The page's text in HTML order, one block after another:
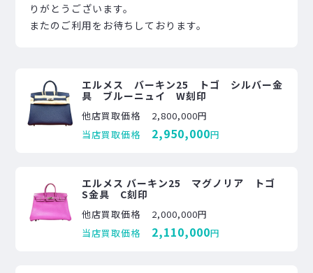
りがとうございます。
またのご利用をお待ちしております。
エルメス バーキン25 トゴ シルバー金
具 ブルーニュイ W刻印
他店買取価格
2,800,000円
当店買取価格
2,950,000円
エルメス バーキン25 マグノリア トゴ
S金具 C刻印
他店買取価格
2,000,000円
当店買取価格
2,110,000円